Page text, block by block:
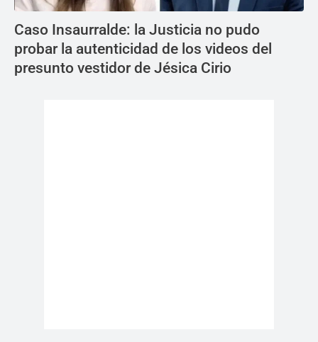
Caso Insaurralde: la Justicia no pudo
probar la autenticidad de los videos del
presunto vestidor de Jésica Cirio